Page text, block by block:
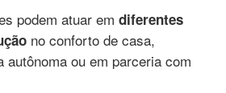
podem atuar em diferentes
no conforto de casa,
autônoma ou em parceria com